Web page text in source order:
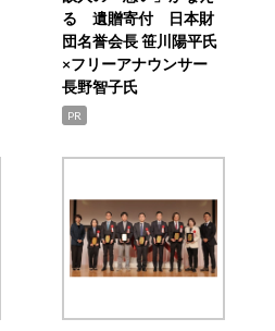
る 遺贈寄付 日本財
団名誉会長 笹川陽平氏
×フリーアナウンサー
長野智子氏
PR